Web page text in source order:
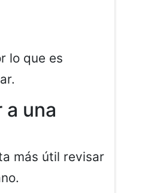
lo que es
una
más útil revisar